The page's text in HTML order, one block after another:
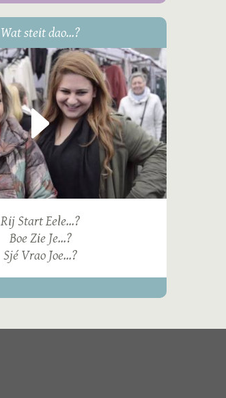
Wat steit dao...?
Rij Start Eele...?
Boe Zie Je...?
Sjé Vrao Joe...?